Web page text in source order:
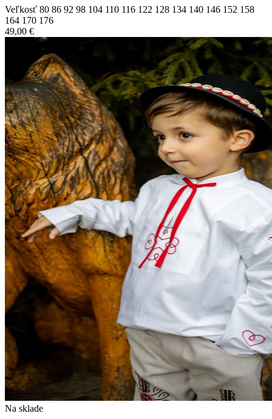
Veľkosť 80 86 92 98 104 110 116 122 128 134 140 146 152 158
164 170 176
49,00 €
Na sklade